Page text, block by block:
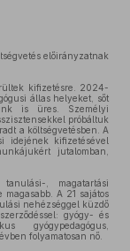
előirányzatnak
kifizetésre. 2024-
állas helyeket, sőt
is üres. Személyi
próbáltuk
a költségvetésben. A
idejének kifizetésével
jutalomban,
, magatartási
A 21 sajátos
nehézséggel küzdő
gyógy- és
gyógypedagógus,
folyamatosan nő.